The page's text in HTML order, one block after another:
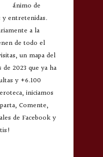
ánimo de
y entretenidas.
a la
de todo el
un mapa del
2023 que ya ha
y +6.100
iniciamos
Comente,
de Facebook y